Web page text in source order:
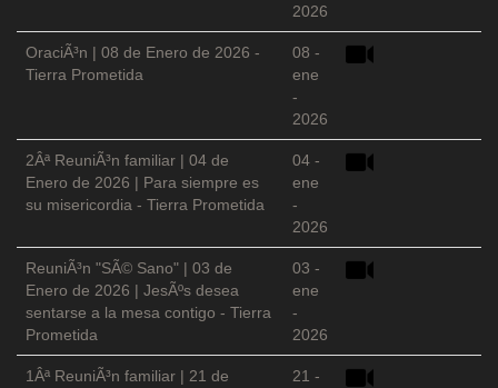
2026
OraciÃ³n | 08 de Enero de 2026 -
Tierra Prometida
08 -
ene
-
2026
2Âª ReuniÃ³n familiar | 04 de
Enero de 2026 | Para siempre es
su misericordia - Tierra Prometida
04 -
ene
-
2026
ReuniÃ³n "SÃ© Sano" | 03 de
Enero de 2026 | JesÃºs desea
sentarse a la mesa contigo - Tierra
Prometida
03 -
ene
-
2026
1Âª ReuniÃ³n familiar | 21 de
21 -